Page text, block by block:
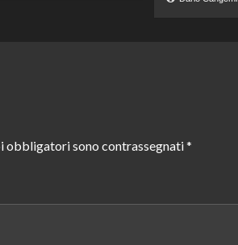
obbligatori sono contrassegnati*